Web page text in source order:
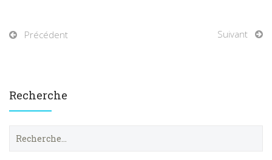
Précédent Suivant
Recherche